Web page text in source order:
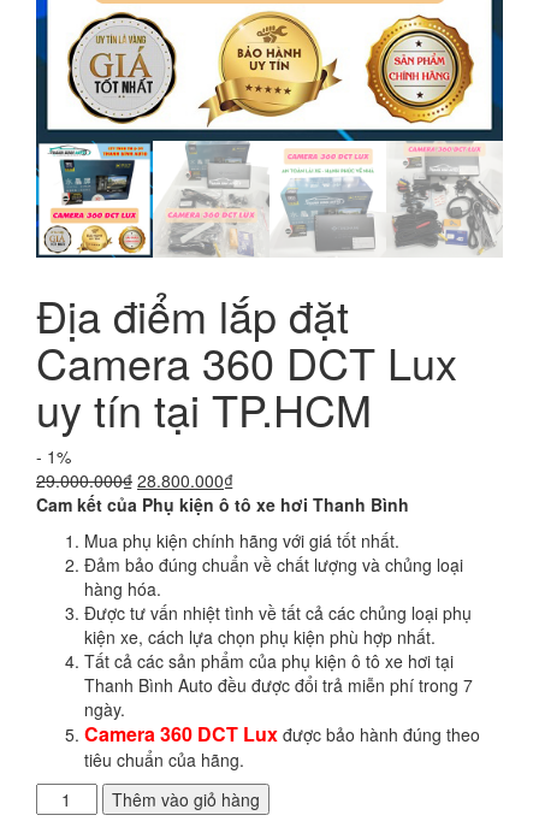
Địa điểm lắp đặt
Camera 360 DCT Lux
uy tín tại TP.HCM
- 1%
29.000.000₫ Giá
gốc
29.000.000₫.
28.800.000₫Giá
hiện
là:
28.800.000₫.
Cam kết của Phụ kiện ô tô xe hơi Thanh Bình
Mua phụ kiện chính hãng với giá tốt nhất.
Đảm bảo đúng chuẩn về chất lượng và chủng loại
hàng hóa.
Được tư vấn nhiệt tình về tất cả các chủng loại phụ
kiện xe, cách lựa chọn phụ kiện phù hợp nhất.
Tất cả các sản phẩm của phụ kiện ô tô xe hơi tại
Thanh Bình Auto đều được đổi trả miễn phí trong 7
ngày.
Camera 360 DCT Lux được bảo hành đúng theo
tiêu chuẩn của hãng.
điểm
Thêm vào giỏ hàng